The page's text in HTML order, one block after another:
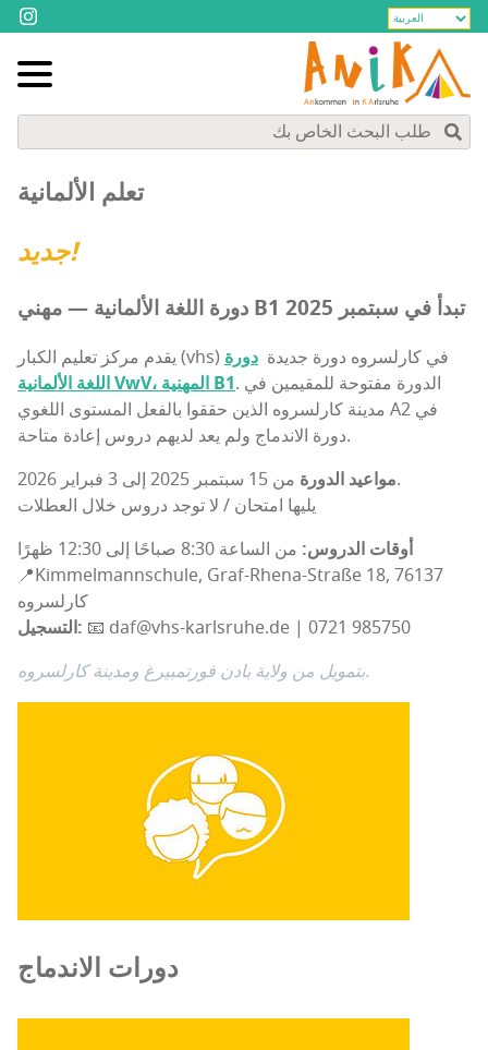
تعلم الألمانية
جديد!
دورة اللغة الألمانية — مهني B1 تبدأ في سبتمبر 2025
يقدم مركز تعليم الكبار (vhs) في كارلسروه دورة جديدة ️ دورة
اللغة الألمانية VwV، المهنية B1. الدورة مفتوحة للمقيمين في
مدينة كارلسروه الذين حققوا بالفعل المستوى اللغوي A2 في
دورة الاندماج ولم يعد لديهم دروس إعادة متاحة.
مواعيد الدورةمن 15 سبتمبر 2025 إلى 3 فبراير 2026.
يليها امتحان / لا توجد دروس خلال العطلات
أوقات الدروس: من الساعة 8:30 صباحًا إلى 12:30 ظهرًا
📍Kimmelmannschule, Graf-Rhena-Straße 18, 76137
كارلسروه
التسجيل: 📧 daf@vhs-karlsruhe.de | 0721 985750
بتمويل من ولاية بادن فورتمبيرغ ومدينة كارلسروه.
دورات الاندماج